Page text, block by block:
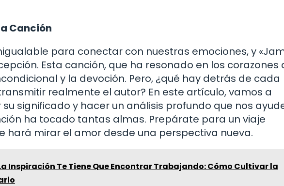
Canción
para conectar con nuestras emociones, y
Esta canción, que ha resonado en los corazones
y la devoción. Pero, ¿qué hay detrás de cada
realmente el autor? En este artículo, vamos a
significado y hacer un análisis profundo que nos
ha tocado tantas almas. Prepárate para un viaje
hará mirar el amor desde una perspectiva nueva.
Inspiración Te Tiene Que Encontrar Trabajando: Cómo Cultivar la